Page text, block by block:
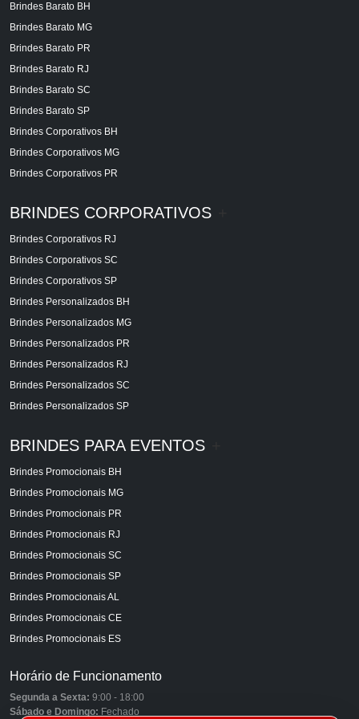
Brindes Barato BH
Brindes Barato MG
Brindes Barato PR
Brindes Barato RJ
Brindes Barato SC
Brindes Barato SP
Brindes Corporativos BH
Brindes Corporativos MG
Brindes Corporativos PR
BRINDES CORPORATIVOS
Brindes Corporativos RJ
Brindes Corporativos SC
Brindes Corporativos SP
Brindes Personalizados BH
Brindes Personalizados MG
Brindes Personalizados PR
Brindes Personalizados RJ
Brindes Personalizados SC
Brindes Personalizados SP
BRINDES PARA EVENTOS
Brindes Promocionais BH
Brindes Promocionais MG
Brindes Promocionais PR
Brindes Promocionais RJ
Brindes Promocionais SC
Brindes Promocionais SP
Brindes Promocionais AL
Brindes Promocionais CE
Brindes Promocionais ES
Horário de Funcionamento
Segunda a Sexta: 9:00 - 18:00
Sábado e Domingo: Fechado